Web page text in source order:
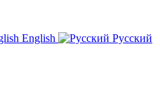
English Русский